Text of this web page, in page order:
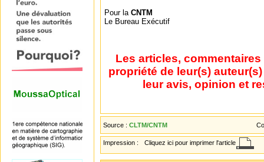
Pour la CNTM
Le Bureau Exécutif
Les articles,
propriété de leur(s)
leur avis, opinion et
Source : CLTM/CNTM
Impression : Cliquez ici pour imprimer l'article